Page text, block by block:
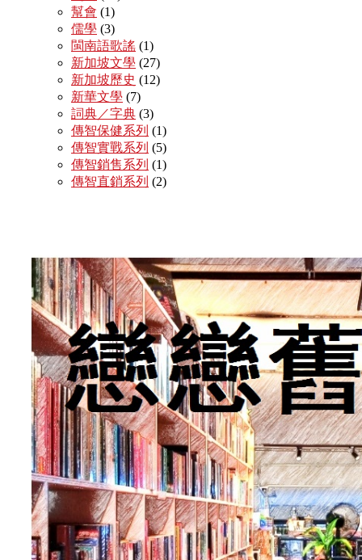
幫會 (1)
儒學 (3)
閩南語歌謠 (1)
新加坡文學 (27)
新加坡歷史 (12)
新華文學 (7)
詞典／字典 (3)
傳智保健系列 (1)
傳智實戰系列 (5)
傳智銷售系列 (1)
傳智直銷系列 (2)